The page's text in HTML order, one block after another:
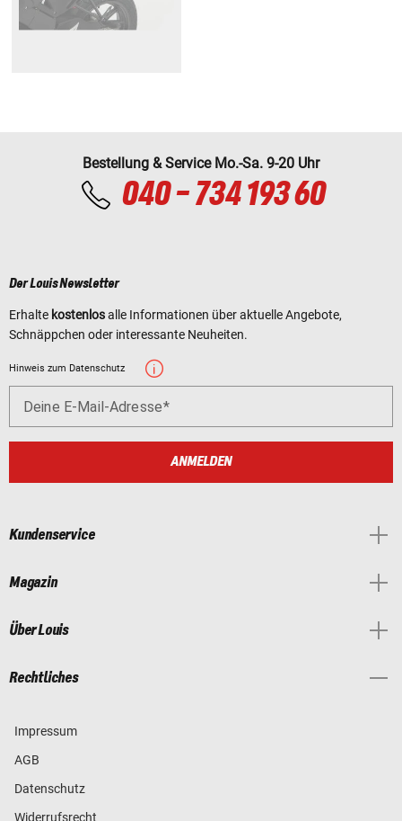
Bestellung & Service Mo.-Sa. 9-20 Uhr
040 - 734 193 60
Der Louis Newsletter
Erhalte kostenlosalle Informationen über aktuelle Angebote,
Schnäppchen oder interessante Neuheiten.
Hinweis zum Datenschutz
Deine E-Mail-Adresse
ANMELDEN
Kundenservice
Magazin
Über Louis
Rechtliches
Impressum
AGB
Datenschutz
Widerrufsrecht